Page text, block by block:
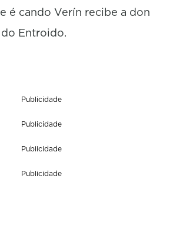
é cando Verín recibe a don
do Entroido.
Publicidade
Publicidade
Publicidade
Publicidade